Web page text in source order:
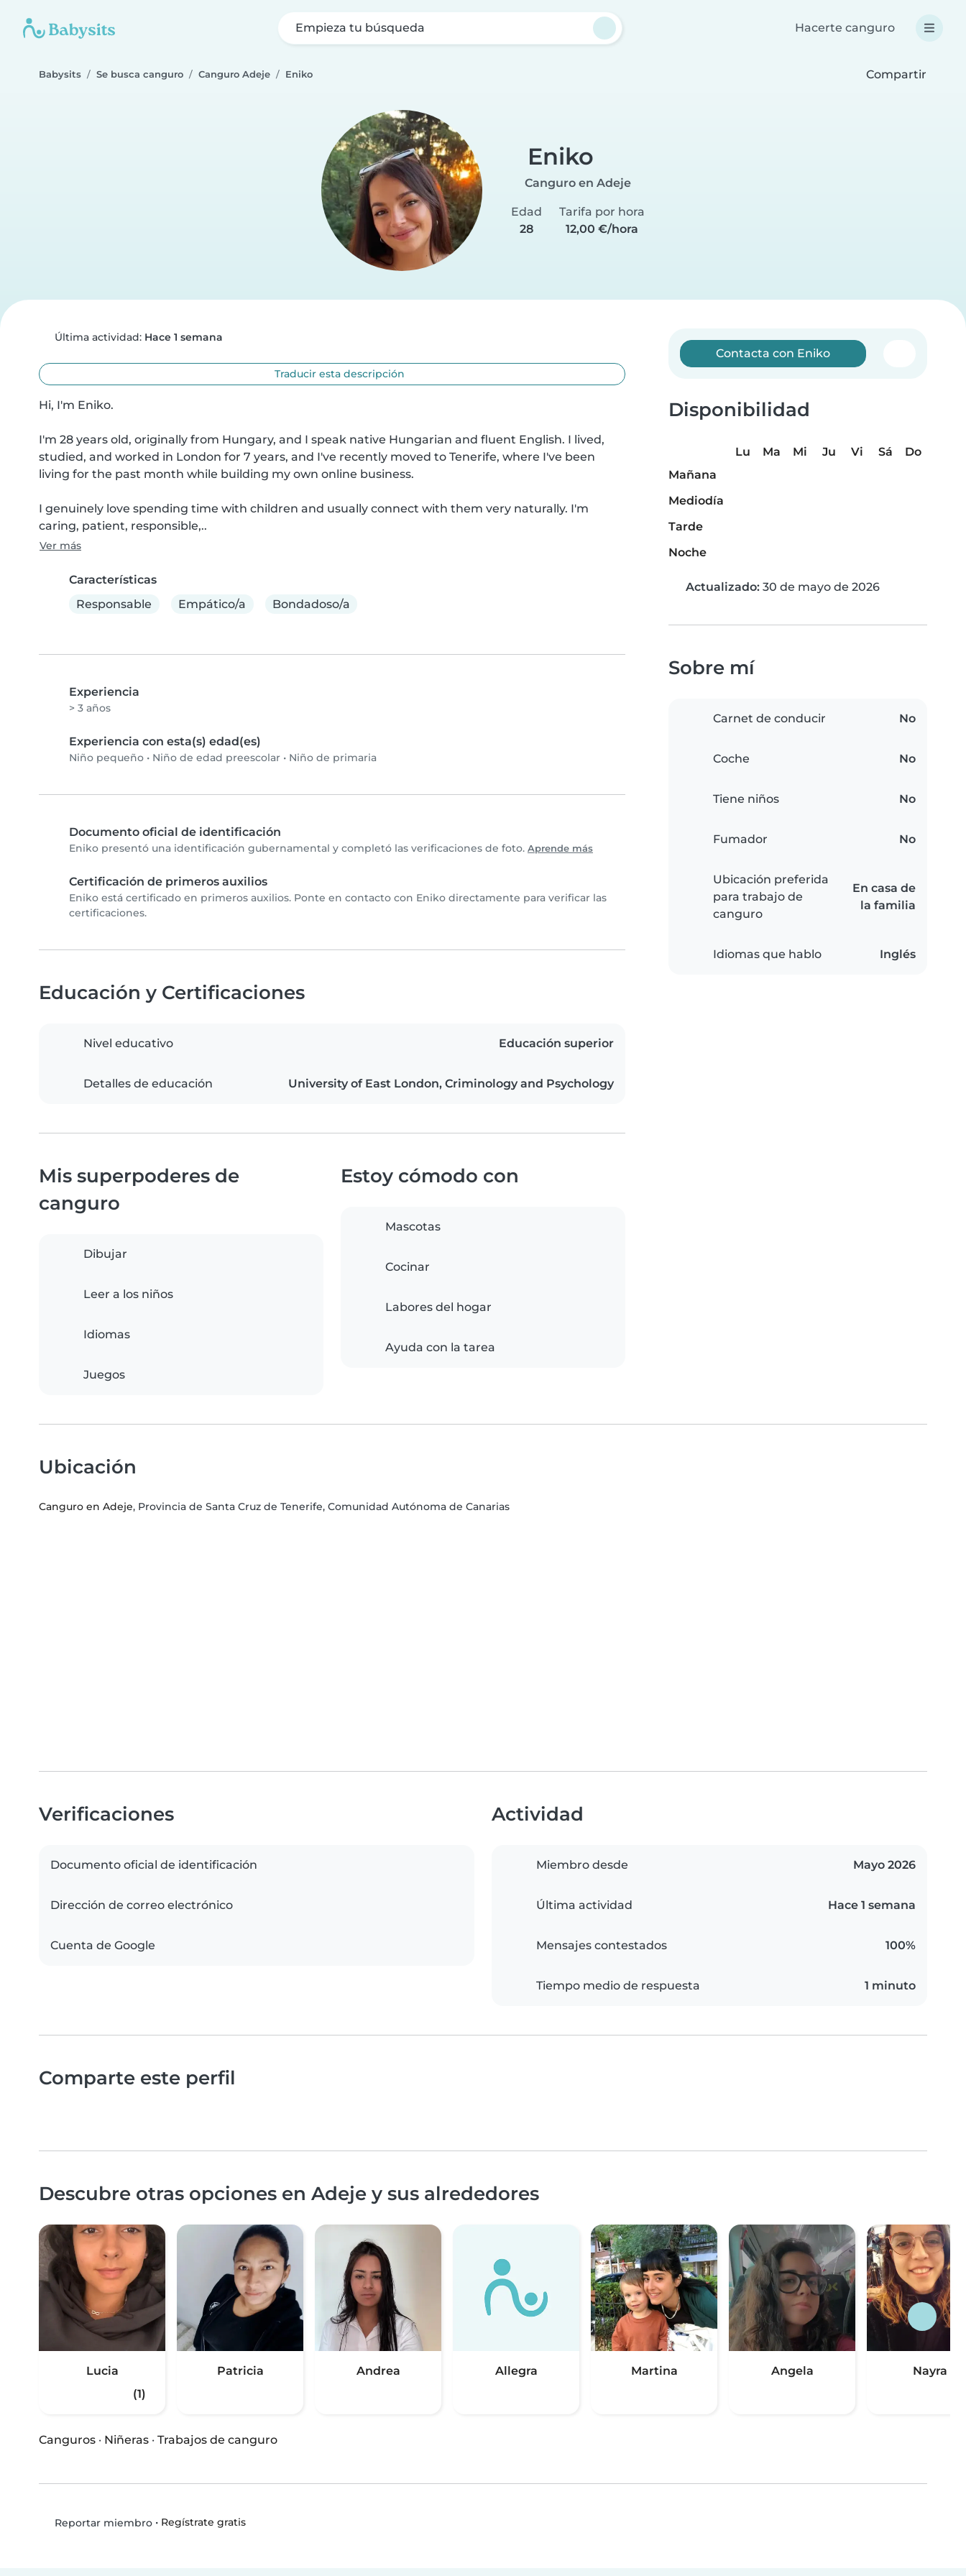
Empieza tu búsqueda Hacerte canguro
Babysits Se busca canguro Canguro Adeje Eniko Compartir
Eniko
Canguro en Adeje
Edad
28
Tarifa por hora
12,00 €/hora
Última actividad: Hace 1 semana
Traducir esta descripción
Hi, I'm Eniko.
I'm 28 years old, originally from Hungary, and I speak native Hungarian and fluent English. I lived,
studied, and worked in London for 7 years, and I've recently moved to Tenerife, where I've been
living for the past month while building my own online business.
I genuinely love spending time with children and usually connect with them very naturally. I'm
caring, patient, responsible,..
Ver más
Características
Responsable
Empático/a Bondadoso/a
Experiencia
> 3 años
Experiencia con esta(s) edad(es)
Niño pequeño • Niño de edad preescolar • Niño de primaria
Documento oficial de identificación
Eniko presentó una identificación gubernamental y completó las verificaciones de foto. Aprende más
Certificación de primeros auxilios
Eniko está certificado en primeros auxilios. Ponte en contacto con Eniko directamente para verificar las
certificaciones.
Contacta con Eniko
Disponibilidad
Lu Ma Mi Ju Vi Sá
Do
Mañana
Mediodía
Tarde
Noche
Actualizado: 30 de mayo de 2026
Sobre mí
Carnet de conducir No
Coche No
Tiene niños No
Fumador No
Ubicación preferida
para trabajo de
canguro
En casa de
la familia
Idiomas que hablo Inglés
Educación y Certificaciones
Nivel educativo Educación superior
Detalles de educación University of East London, Criminology and Psychology
Mis superpoderes de
canguro
Dibujar
Leer a los niños
Idiomas
Juegos
Estoy cómodo con
Mascotas
Cocinar
Labores del hogar
Ayuda con la tarea
Ubicación
Canguro en Adeje, Provincia de Santa Cruz de Tenerife, Comunidad Autónoma de Canarias
Verificaciones
Documento oficial de identificación
Dirección de correo electrónico
Cuenta de Google
Actividad
Miembro desde Mayo 2026
Última actividad Hace 1 semana
Mensajes contestados 100%
Tiempo medio de respuesta 1 minuto
Comparte este perfil
Descubre otras opciones en Adeje y sus alrededores
Lucia
(1)
Patricia Andrea Allegra Martina Angela Nayra
Canguros · Niñeras · Trabajos de canguro
Reportar miembro• Regístrate gratis